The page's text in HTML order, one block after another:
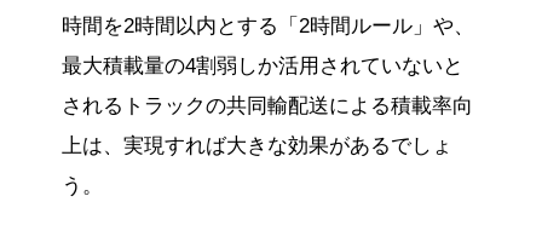
時間を2時間以内とする「2時間ルール」や、
最大積載量の4割弱しか活用されていないと
されるトラックの共同輸配送による積載率向
上は、実現すれば大きな効果があるでしょ
う。